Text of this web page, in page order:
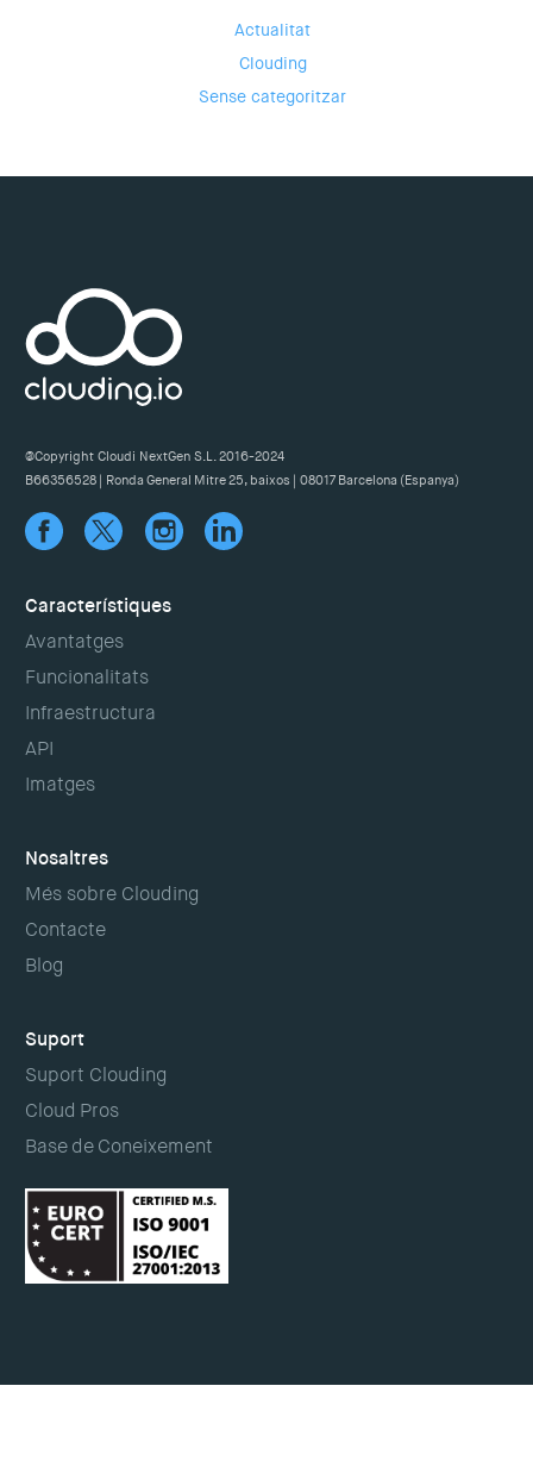
Actualitat
Clouding
Sense categoritzar
@Copyright Cloudi NextGen S.L. 2016-2024
B66356528 | Ronda General Mitre 25, baixos | 08017 Barcelona (Espanya)
Característiques
Avantatges
Funcionalitats
Infraestructura
API
Imatges
Nosaltres
Més sobre Clouding
Contacte
Blog
Suport
Suport Clouding
Cloud Pros
Base de Coneixement